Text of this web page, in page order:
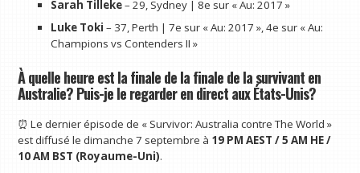
Sarah Tilleke– 29, Sydney | 8e sur « Au: 2017 »
Luke Toki – 37, Perth | 7e sur « Au: 2017 », 4e sur « Au:
Champions vs Contenders II »
À quelle heure est la finale de la finale de la survivant en
Australie? Puis-je le regarder en direct aux États-Unis?
⏰ Le dernier épisode de « Survivor: Australia contre The World »
est diffusé le dimanche 7 septembre à 19 PM AEST / 5 AM HE /
10 AM BST (Royaume-Uni).